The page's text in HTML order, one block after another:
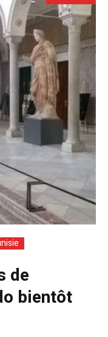
de
bientôt